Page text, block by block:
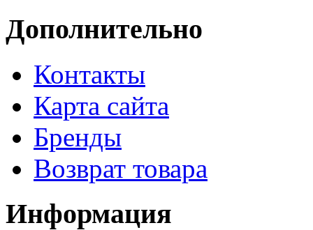
Дополнительно
Контакты
Карта сайта
Бренды
Возврат товара
Информация